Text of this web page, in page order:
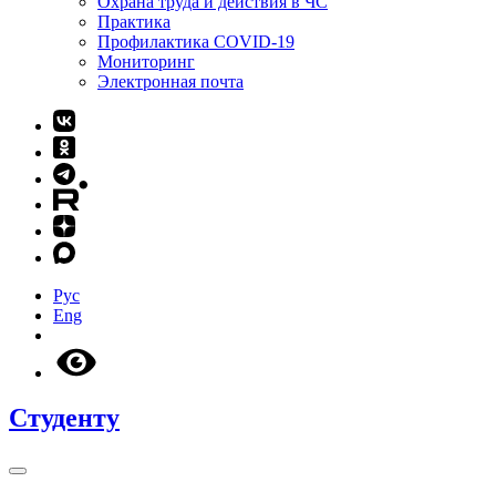
Практика
Профилактика COVID-19
Мониторинг
Электронная почта
Рус
Eng
Студенту